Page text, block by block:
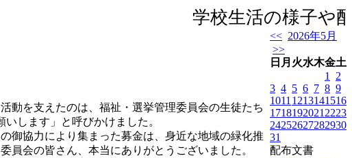
学校生活の様子や配
動を支えたのは、福祉・選挙管理委員会の生徒たち
します」と呼びかけました。
御協力により集まった募金は、身近な地域の緑化推
員会の皆さん、本当にありがとうございました。
<< 2026年5月
>>
日 月 火水木金土
1
2
3 4 5 6 7 8 9
1011 1213141516
1718192021 2223
24252627282930
31
配布文書